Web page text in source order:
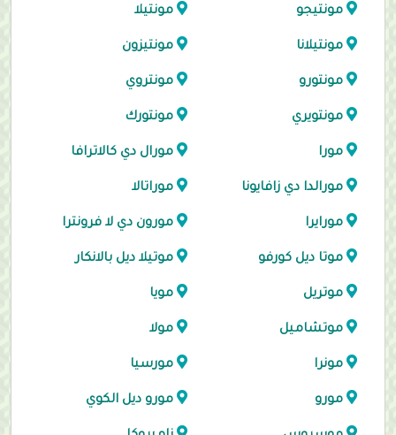
مونتيجو مونتيلا
مونتيلانا مونتيزون
مونتورو مونتروي
مونتويري مونتورك
مورا مورال دي كالاترافا
مورالدا دي زافايونا موراتالا
مورايرا مورون دي لا فرونترا
موتا ديل كورفو موتيلا ديل بالانكار
موتريل مويا
موتشاميل مولا
مونرا مورسيا
مورو مورو ديل الكوي